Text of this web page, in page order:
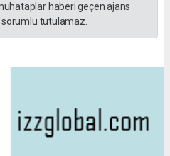
haberi geçen ajans
tutulamaz.